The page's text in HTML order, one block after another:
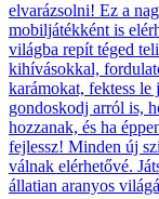
elvarázsolni! Ez a
mobiljátékként is
világba repít téged
kihívásokkal,
karámokat, fektess le
gondoskodj arról is,
hozzanak, és ha
fejlessz! Minden új
válnak elérhetővé.
állatian aranyos